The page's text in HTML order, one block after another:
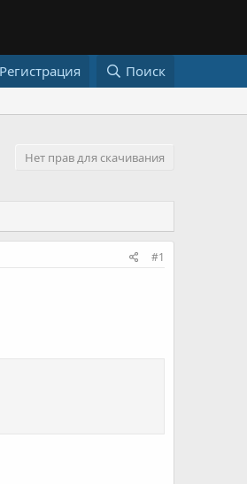
Регистрация Поиск
Нет прав для скачивания
#1